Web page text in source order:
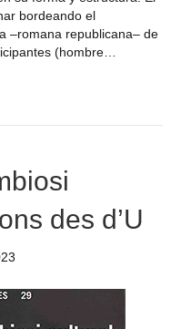
bordeando el
–romana republicana– de
(hombre…
des d’U